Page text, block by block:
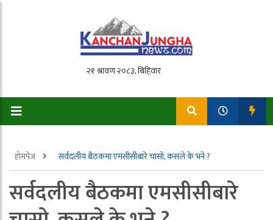
होमपेज सर्वदलीय बैठकमा एमसीसीबारे चासो, कसले के भने ?
सर्वदलीय बैठकमा एमसीसीबारे